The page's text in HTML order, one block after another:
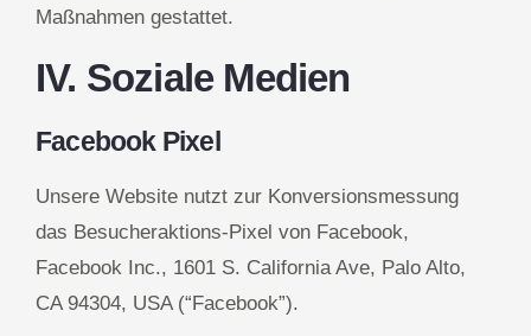
Maßnahmen gestattet.
IV. Soziale Medien
Facebook Pixel
Unsere Website nutzt zur Konversionsmessung
das Besucheraktions-Pixel von Facebook,
Facebook Inc., 1601 S. California Ave, Palo Alto,
CA 94304, USA (“Facebook”).